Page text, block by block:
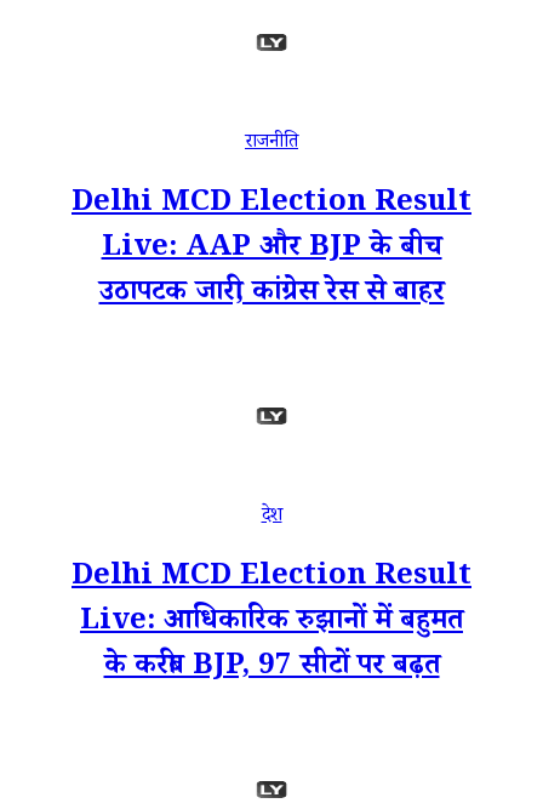
राजनीति
Delhi MCD Election Result
Live: AAP और BJP के बीच
उठापटक जारी, कांग्रेस रेस से बाहर
देश
Delhi MCD Election Result
Live: आधिकारिक रुझानों में बहुमत
के करीब BJP, 97 सीटों पर बढ़त